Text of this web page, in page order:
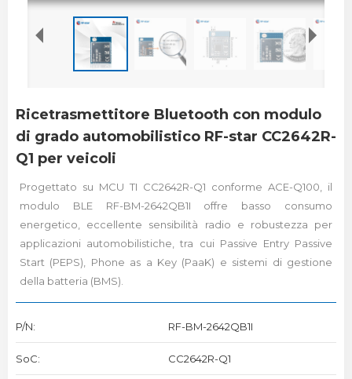
Ricetrasmettitore Bluetooth con modulo
di grado automobilistico RF-star CC2642R-
Q1 per veicoli
Progettato su MCU TI CC2642R-Q1 conforme ACE-Q100, il
modulo BLE RF-BM-2642QB1I offre basso consumo
energetico, eccellente sensibilità radio e robustezza per
applicazioni automobilistiche, tra cui Passive Entry Passive
Start (PEPS), Phone as a Key (PaaK) e sistemi di gestione
della batteria (BMS).
P/N: RF-BM-2642QB1I
SoC: CC2642R-Q1